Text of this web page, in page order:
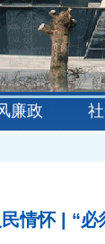
廉政
情怀 | “